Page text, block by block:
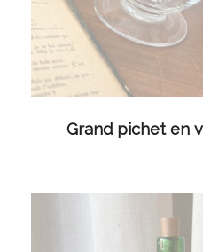
LIRE LA
Grand pichet en